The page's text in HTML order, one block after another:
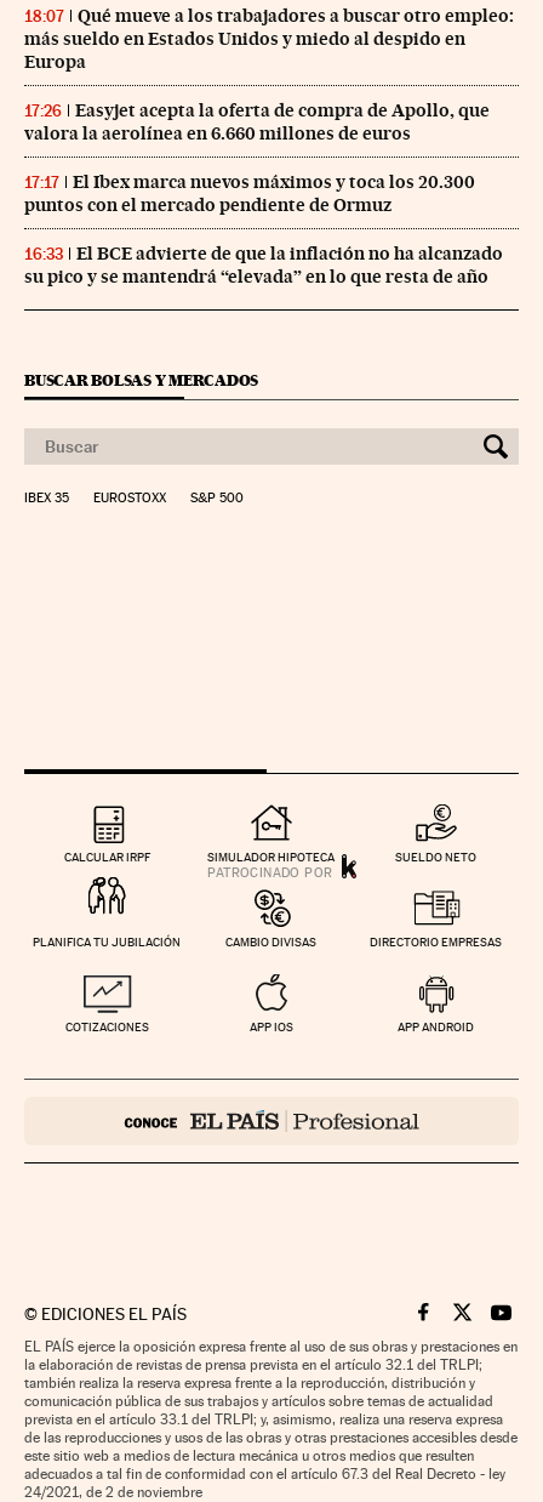
18:07
Qué mueve a los trabajadores a buscar otro empleo:
más sueldo en Estados Unidos y miedo al despido en
Europa
17:26
Easyjet acepta la oferta de compra de Apollo, que
valora la aerolínea en 6.660 millones de euros
17:17
El Ibex marca nuevos máximos y toca los 20.300
puntos con el mercado pendiente de Ormuz
16:33
El BCE advierte de que la inflación no ha alcanzado
su pico y se mantendrá “elevada” en lo que resta de año
BUSCAR BOLSAS Y MERCADOS
IBEX 35 EUROSTOXX S&P 500
CALCULAR IRPF SIMULADOR HIPOTECA SUELDO NETO
PLANIFICA TU JUBILACIÓN CAMBIO DIVISAS DIRECTORIO EMPRESAS
COTIZACIONES APP IOS APP ANDROID
© EDICIONES EL PAÍS Cinco Días en
Cinco Días
Cinco
EL PAÍS ejerce la oposición expresa frente al uso de sus obras y prestaciones en
la elaboración de revistas de prensa prevista en el artículo 32.1 del TRLPI;
también realiza la reserva expresa frente a la reproducción, distribución y
comunicación pública de sus trabajos y artículos sobre temas de actualidad
prevista en el artículo 33.1 del TRLPI; y, asimismo, realiza una reserva expresa
de las reproducciones y usos de las obras y otras prestaciones accesibles desde
este sitio web a medios de lectura mecánica u otros medios que resulten
adecuados a tal fin de conformidad con el artículo 67.3 del Real Decreto - ley
24/2021, de 2 de noviembre